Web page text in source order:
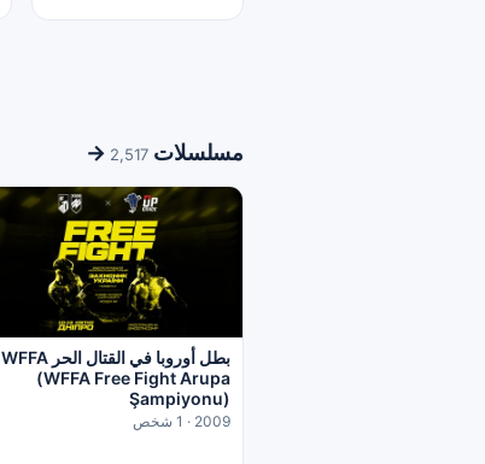
مسلسلات 2,517
→
بطل أوروبا في القتال الحر WFFA
(WFFA Free Fight Arupa
Şampiyonu)
2009 · 1 شخص